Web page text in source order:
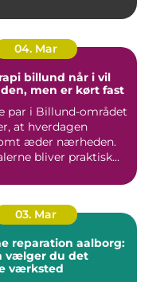
04. Mar
billund når i vil
men er kørt fast
par i Billund-området
at hverdagen
æder nærheden.
bliver praktisk...
03. Mar
reparation aalborg:
vælger du det
værksted